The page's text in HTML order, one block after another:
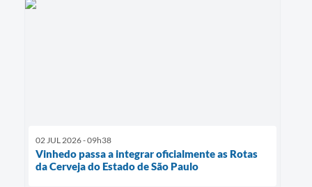
02 JUL 2026 - 09h38
Vinhedo passa a integrar oficialmente as Rotas
da Cerveja do Estado de São Paulo